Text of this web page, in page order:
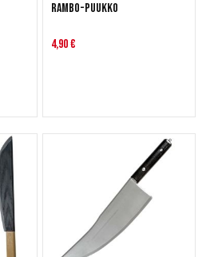
Rambo-puukko
4,90 €